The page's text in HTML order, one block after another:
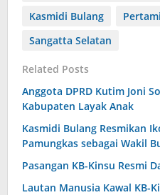
Kasmidi Bulang
Sangatta Selatan
Related Posts
Anggota DPRD Kutim Joni
Kabupaten Layak Anak
Kasmidi Bulang Resmikan
Pamungkas sebagai Wakil
Pasangan KB-Kinsu Resmi
Lautan Manusia Kawal KB-